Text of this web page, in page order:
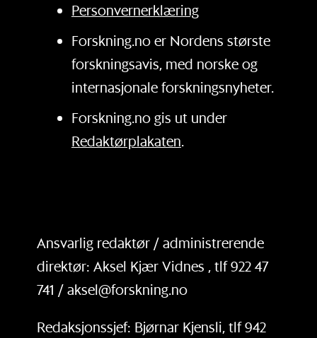
Personvernerklæring
Forskning.no er Nordens største
forskningsavis, med norske og
internasjonale forskningsnyheter.
Forskning.no gis ut under
Redaktørplakaten.
Ansvarlig redaktør / administrerende
direktør: Aksel Kjær Vidnes , tlf 922 47
741 / aksel@forskning.no
Redaksjonssjef: Bjørnar Kjensli, tlf 942